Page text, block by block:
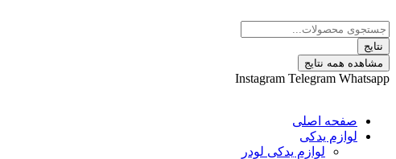
به
محتوا
Search
...نتایج
مشاهده همه نتایج
Instagram Telegram Whatsapp
صفحه اصلی
لوازم یدکی
لوازم یدکی لودر